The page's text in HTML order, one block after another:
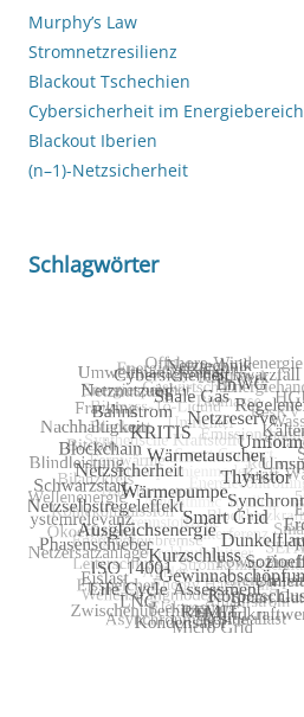
Murphy’s Law
Stromnetzresilienz
Blackout Tschechien
Cybersicherheit im Energiebereich
Blackout Iberien
(n–1)-Netzsicherheit
Schlagwörter